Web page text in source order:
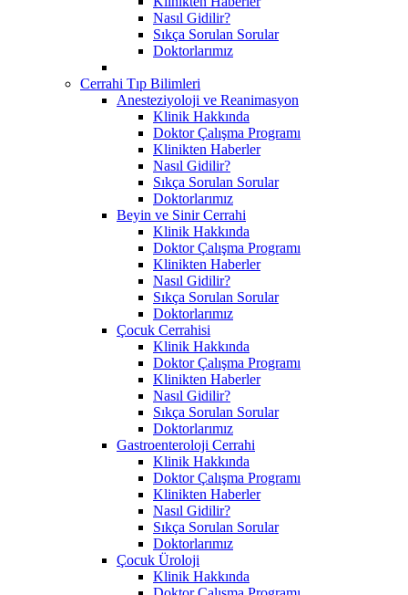
Nasıl Gidilir?
Sıkça Sorulan Sorular
Doktorlarımız
Cerrahi Tıp Bilimleri
Anesteziyoloji ve Reanimasyon
Klinik Hakkında
Doktor Çalışma Programı
Klinikten Haberler
Nasıl Gidilir?
Sıkça Sorulan Sorular
Doktorlarımız
Beyin ve Sinir Cerrahi
Klinik Hakkında
Doktor Çalışma Programı
Klinikten Haberler
Nasıl Gidilir?
Sıkça Sorulan Sorular
Doktorlarımız
Çocuk Cerrahisi
Klinik Hakkında
Doktor Çalışma Programı
Klinikten Haberler
Nasıl Gidilir?
Sıkça Sorulan Sorular
Doktorlarımız
Gastroenteroloji Cerrahi
Klinik Hakkında
Doktor Çalışma Programı
Klinikten Haberler
Nasıl Gidilir?
Sıkça Sorulan Sorular
Doktorlarımız
Çocuk Üroloji
Klinik Hakkında